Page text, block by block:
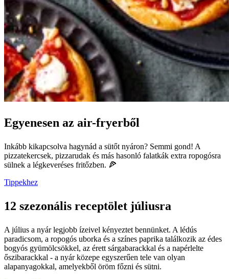
Egyenesen az air-fryerből
Inkább kikapcsolva hagynád a sütőt nyáron? Semmi gond! A
pizzatekercsek, pizzarudak és más hasonló falatkák extra ropogósra
sülnek a légkeveréses fritőzben. 🍕
Tippekhez
12 szezonális receptölet júliusra
A július a nyár legjobb ízeivel kényeztet bennünket. A lédús
paradicsom, a ropogós uborka és a színes paprika találkozik az édes
bogyós gyümölcsökkel, az érett sárgabarackkal és a napérlelte
őszibarackkal - a nyár közepe egyszerűen tele van olyan
alapanyagokkal, amelyekből öröm főzni és sütni.